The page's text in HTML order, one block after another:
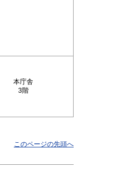
本庁舎
3階
このページの先頭へ